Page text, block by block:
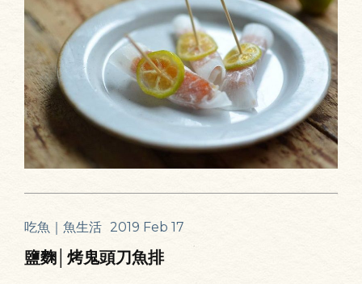
吃魚｜魚生活 2019 Feb 17
鹽麴│烤鬼頭刀魚排